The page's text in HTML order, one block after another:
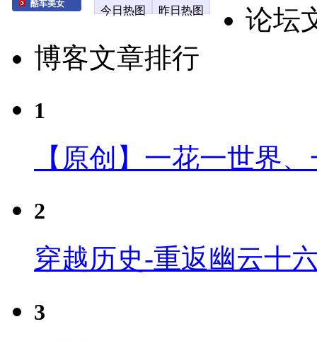
酷车美女
今日热图 昨日热图
论坛
博客文章排行
1
【原创】一花一世界
2
穿越历史-重返幽云十
3